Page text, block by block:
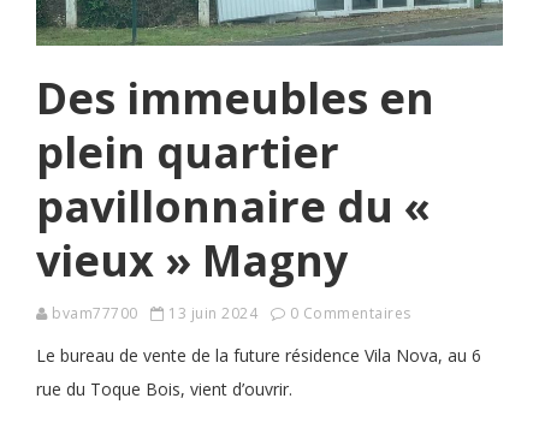
Des immeubles en
plein quartier
pavillonnaire du «
vieux » Magny
bvam77700 13 juin 2024 0 Commentaires
Le bureau de vente de la future résidence Vila Nova, au 6
rue du Toque Bois, vient d’ouvrir.